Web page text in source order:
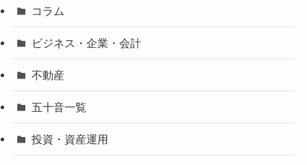
コラム
ビジネス・企業・会計
不動産
五十音一覧
投資・資産運用